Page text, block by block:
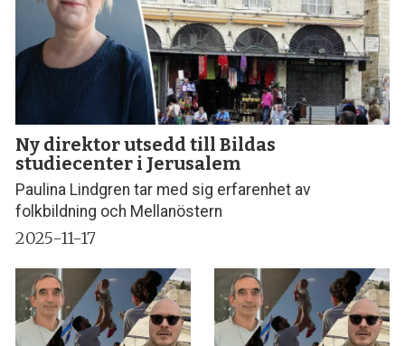
Ny direktor utsedd till Bildas
studiecenter i Jerusalem
Paulina Lindgren tar med sig erfarenhet av
folkbildning och Mellanöstern
2025-11-17